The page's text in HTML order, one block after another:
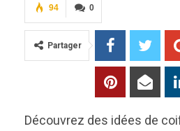
0
94
Partager
Découvrez des idées de